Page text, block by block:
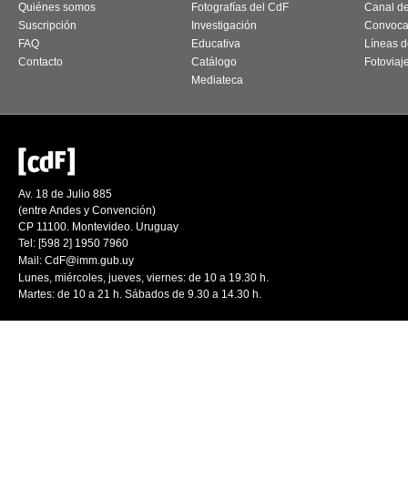
Quiénes somos
Suscripción
FAQ
Contacto
Fotografías del CdF
Investigación
Educativa
Catálogo
Mediateca
Canal
Líneas
Av. 18 de Julio 885
(entre Andes y Convención)
CP 11100. Montevideo. Uruguay
Tel: [598 2] 1950 7960
Mail: CdF@imm.gub.uy
Lunes, miércoles, jueves, viernes: de 10 a 19.30 h.
Martes: de 10 a 21 h. Sábados de 9.30 a 14.30 h.